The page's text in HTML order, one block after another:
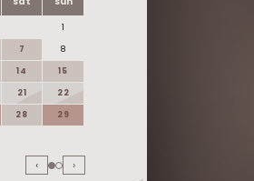
1
7
8
14
15
21
22
28
29
‹ ›